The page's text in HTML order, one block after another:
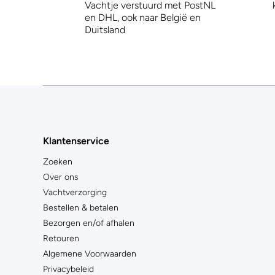
Vachtje verstuurd met PostNL
en DHL, ook naar België en
Duitsland
Klantenservice
Zoeken
Over ons
Vachtverzorging
Bestellen & betalen
Bezorgen en/of afhalen
Retouren
Algemene Voorwaarden
Privacybeleid